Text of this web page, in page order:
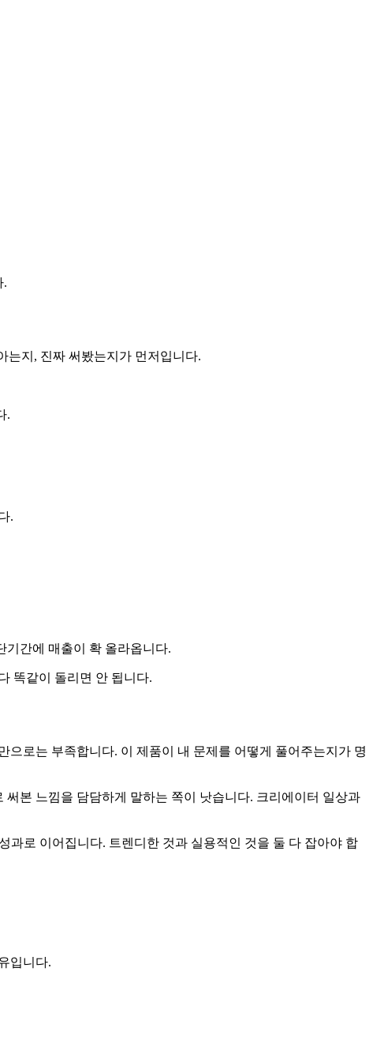
.
는지, 진짜 써봤는지가 먼저입니다.
.
.
기간에 매출이 확 올라옵니다.
똑같이 돌리면 안 됩니다.
로는 부족합니다. 이 제품이 내 문제를 어떻게 풀어주는지가 명
본 느낌을 담담하게 말하는 쪽이 낫습니다. 크리에이터 일상과
과로 이어집니다. 트렌디한 것과 실용적인 것을 둘 다 잡아야 합
입니다.